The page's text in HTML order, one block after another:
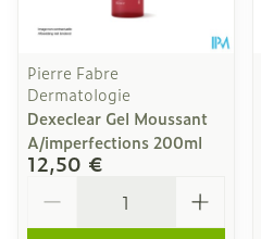
Pierre Fabre
Dermatologie
Dexeclear Gel Moussant
A/imperfections 200ml
12,50 €